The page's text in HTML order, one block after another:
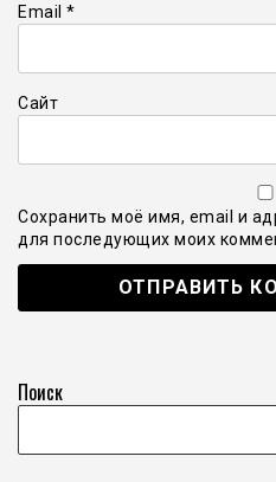
Email *
Сайт
Сохранить моё имя, email и
для последующих моих
Поиск